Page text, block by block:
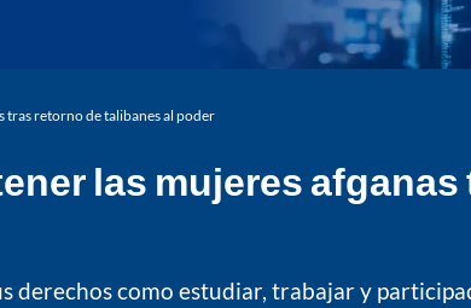
tras retorno de talibanes al poder
las mujeres
derechos como estudiar, trabajar y